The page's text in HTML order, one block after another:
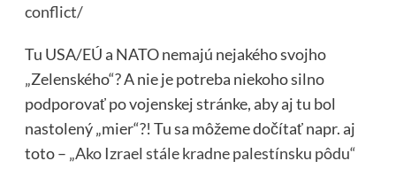
conflict/
Tu USA/EÚ a NATO nemajú nejakého svojho
„Zelenského“? A nie je potreba niekoho silno
podporovať po vojenskej stránke, aby aj tu bol
nastolený „mier“?! Tu sa môžeme dočítať napr. aj
toto – „Ako Izrael stále kradne palestínsku pôdu“